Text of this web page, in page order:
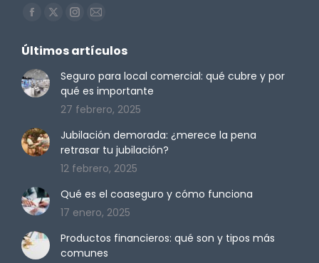
Encuéntranos en:
Facebook
opens
in
new
window
X
opens
in
new
window
Instagram
opens
in
new
window
Mail
opens
in
new
window
Últimos artículos
Seguro para local comercial: qué cubre y por
qué es importante
27 febrero, 2025
Jubilación demorada: ¿merece la pena
retrasar tu jubilación?
12 febrero, 2025
Qué es el coaseguro y cómo funciona
17 enero, 2025
Productos financieros: qué son y tipos más
comunes